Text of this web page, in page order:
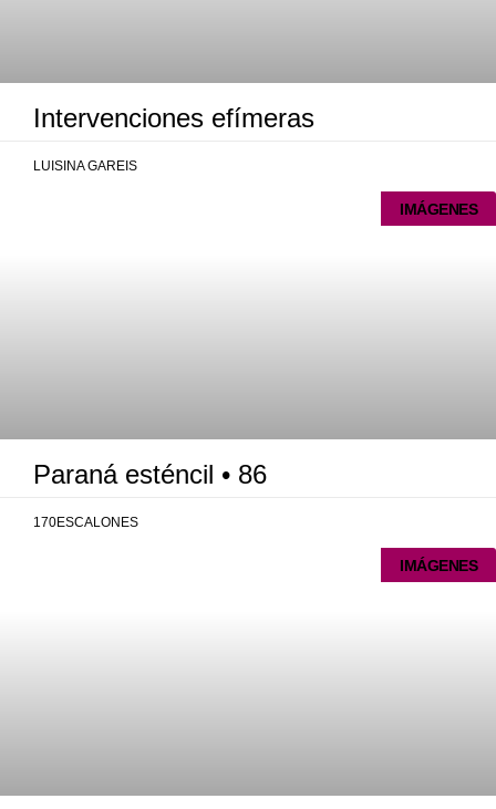
Intervenciones efímeras
LUISINA GAREIS
IMÁGENES
Paraná esténcil • 86
170ESCALONES
IMÁGENES